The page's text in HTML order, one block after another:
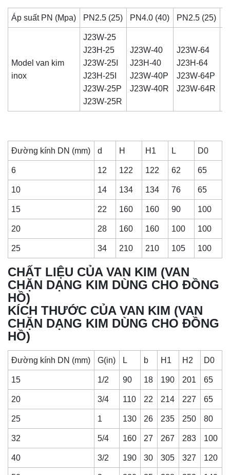
Áp suất PN (Mpa) PN2.5 (25) PN4.0 (40) PN2.5 (25)
Modelvan kim
inox
J23W-25
J23H-25
J23W-25I
J23H-25I
J23W-25P
J23W-25R
J23W-40
J23H-40
J23W-40P
J23W-40R
J23W-64
J23H-64
J23W-64P
J23W-64R
Đường kính DN (mm) d H H1 L D0
6 12 122 122 62 65
10 14 134 134 76 65
15 22 160 160 90 100
20 28 160 160 100 100
25 34 210 210 105 100
CHẤT LIỆU CỦA VAN KIM (VAN
CHẶN DẠNG KIM DÙNG CHO ĐỒNG
HỒ)
KÍCH THƯỚC CỦA VAN KIM (VAN
CHẶN DẠNG KIM DÙNG CHO ĐỒNG
HỒ)
Đường kính DN (mm) G(in) L b H1 H2 D0
15 1/2 90 18 190 201 65
20 3/4 110 22 214 227 65
25 1 130 26 235 250 80
32 5/4 160 27 267 283 100
40 3/2 190 30 305 327 120